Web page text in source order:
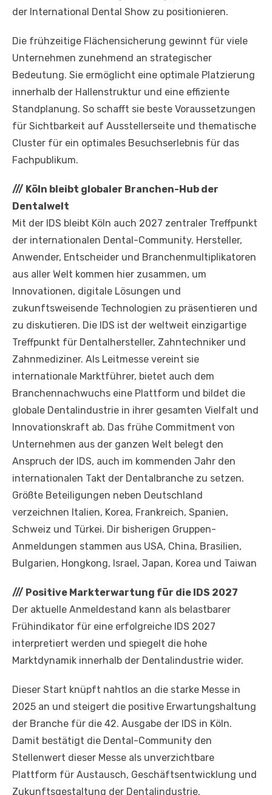
der International Dental Show zu positionieren.
Die frühzeitige Flächensicherung gewinnt für viele
Unternehmen zunehmend an strategischer
Bedeutung. Sie ermöglicht eine optimale Platzierung
innerhalb der Hallenstruktur und eine effiziente
Standplanung. So schafft sie beste Voraussetzungen
für Sichtbarkeit auf Ausstellerseite und thematische
Cluster für ein optimales Besuchserlebnis für das
Fachpublikum.
/// Köln bleibt globaler Branchen-Hub der
Dentalwelt
Mit der IDS bleibt Köln auch 2027 zentraler Treffpunkt
der internationalen Dental-Community. Hersteller,
Anwender, Entscheider und Branchenmultiplikatoren
aus aller Welt kommen hier zusammen, um
Innovationen, digitale Lösungen und
zukunftsweisende Technologien zu präsentieren und
zu diskutieren. Die IDS ist der weltweit einzigartige
Treffpunkt für Dentalhersteller, Zahntechniker und
Zahnmediziner. Als Leitmesse vereint sie
internationale Marktführer, bietet auch dem
Branchennachwuchs eine Plattform und bildet die
globale Dentalindustrie in ihrer gesamten Vielfalt und
Innovationskraft ab. Das frühe Commitment von
Unternehmen aus der ganzen Welt belegt den
Anspruch der IDS, auch im kommenden Jahr den
internationalen Takt der Dentalbranche zu setzen.
Größte Beteiligungen neben Deutschland
verzeichnen Italien, Korea, Frankreich, Spanien,
Schweiz und Türkei. Dir bisherigen Gruppen-
Anmeldungen stammen aus USA, China, Brasilien,
Bulgarien, Hongkong, Israel, Japan, Korea und Taiwan
/// Positive Markterwartung für die IDS 2027
Der aktuelle Anmeldestand kann als belastbarer
Frühindikator für eine erfolgreiche IDS 2027
interpretiert werden und spiegelt die hohe
Marktdynamik innerhalb der Dentalindustrie wider.
Dieser Start knüpft nahtlos an die starke Messe in
2025 an und steigert die positive Erwartungshaltung
der Branche für die 42. Ausgabe der IDS in Köln.
Damit bestätigt die Dental-Community den
Stellenwert dieser Messe als unverzichtbare
Plattform für Austausch, Geschäftsentwicklung und
Zukunftsgestaltung der Dentalindustrie.